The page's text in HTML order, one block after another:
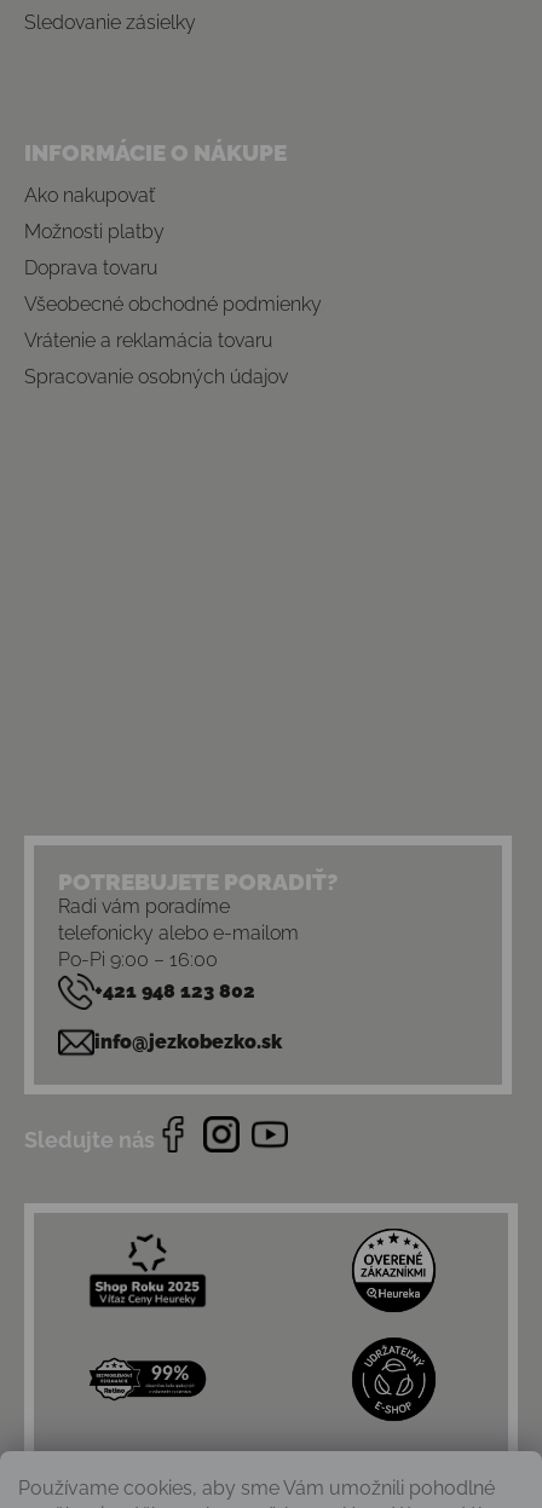
Používame cookies, aby sme Vám umožnili pohodlné
Sledovanie zásielky
INFORMÁCIE O NÁKUPE
Ako nakupovať
Možnosti platby
Doprava tovaru
Všeobecné obchodné podmienky
Vrátenie a reklamácia tovaru
Spracovanie osobných údajov
POTREBUJETE PORADIŤ?
Radi vám poradíme
telefonicky alebo e-mailom
Po-Pi 9:00 – 16:00
+421 948 123 802
info@jezkobezko.sk
Sledujte nás